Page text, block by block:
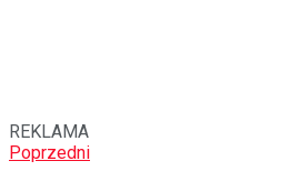
REKLAMA
Poprzedni